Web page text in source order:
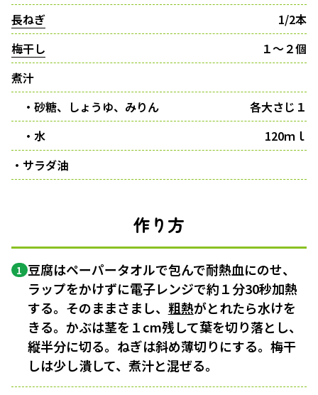
長ねぎ
1/2本
梅干し
１〜２個
煮汁
・砂糖、しょうゆ、みりん
各大さじ１
・水
120ｍｌ
・サラダ油
作り方
1 豆腐はペーパータオルで包んで耐熱血にのせ、
ラップをかけずに電子レンジで約１分30秒加熱
する。そのままさまし、 粗熱がとれたら水けを
きる。かぶは茎を１cm残して葉を切り落とし、
縦半分に切る。ねぎは斜め薄切りにする。梅干
しは少し潰して、煮汁と混ぜる。